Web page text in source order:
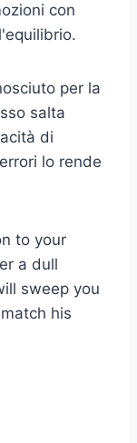
con
per la
salta
di
lo rende
to your
a dull
sweep you
his